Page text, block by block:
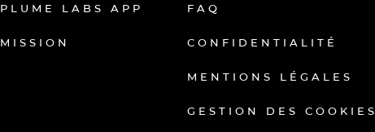
PLUME LABS APP
MISSION
FAQ
CONFIDENTIALITÉ
MENTIONS LÉGALES
GESTION DES COOKIES